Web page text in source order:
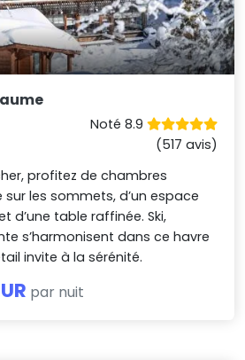
Noté 8.9
(517 avis)
profitez de chambres
les sommets, d’un espace
d’une table raffinée. Ski,
s’harmonisent dans ce havre
invite à la sérénité.
par nuit